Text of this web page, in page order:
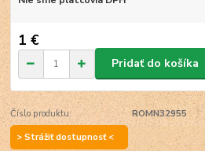
1 €
Pridať do košíka
Číslo produktu:
ROMN32955
> Strážiť dostupnosť <